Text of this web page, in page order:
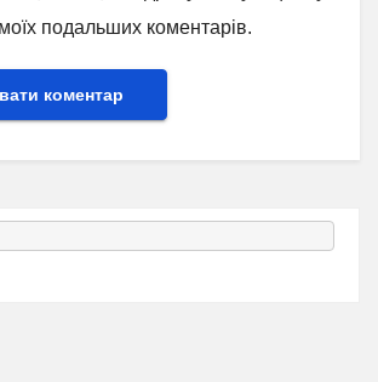
подальших коментарів.